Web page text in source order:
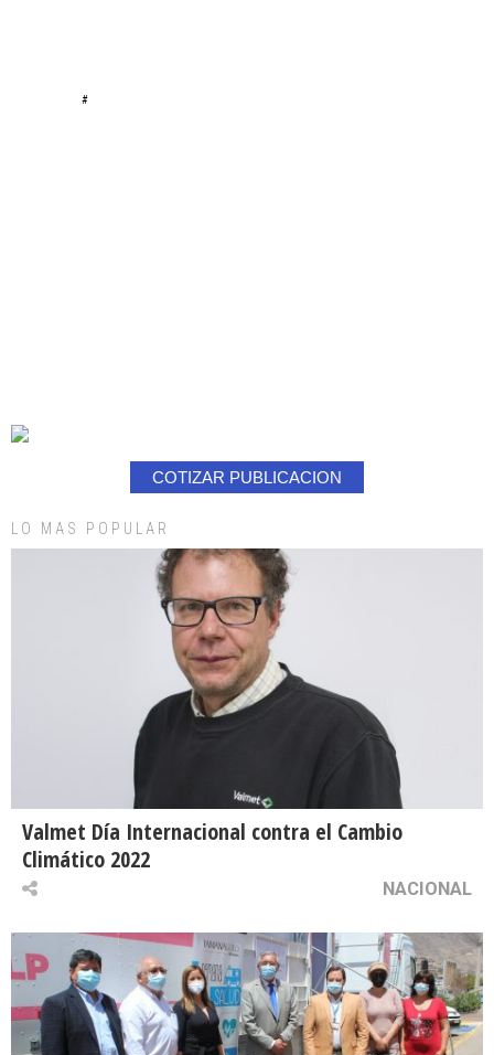
#
COTIZAR PUBLICACION
LO MAS POPULAR
Valmet Día Internacional contra el Cambio
Climático 2022
NACIONAL